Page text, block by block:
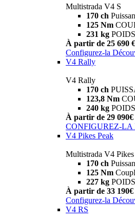
Multistrada V4 S
170 ch
125 Nm
231 kg
À partir de 25 690
Configurez-la
V4 Rally
V4 Rally
170 ch
123,8 Nm
240 kg
À partir de 29 090€
CONFIGUREZ-LA
V4 Pikes Peak
Multistrada V4 Pikes
170 ch
125 Nm
227 kg
À partir de 33 190€
Configurez-la
V4 RS